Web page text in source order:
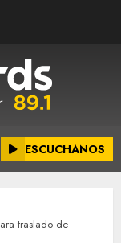
ESCUCHANOS
traslado de